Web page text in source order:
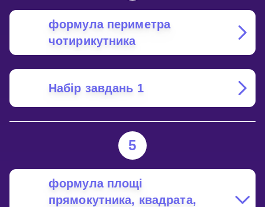
формула периметра
чотирикутника
Набір завдань 1
5
формула площі
прямокутника, квадрата,